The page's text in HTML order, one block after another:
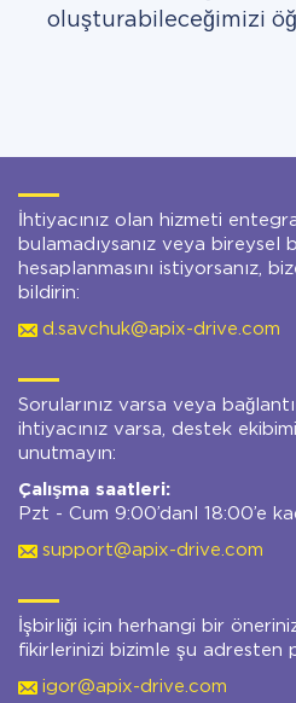
oluşturabileceğimizi
İhtiyacınız olan hizmeti
bulamadıysanız veya bireysel
hesaplanmasını istiyorsanız,
bildirin:
d.savchuk@apix-drive.com
Sorularınız varsa veya bağlantı
ihtiyacınız varsa, destek
unutmayın:
Çalışma saatleri:
Pzt - Cum 9:00’danl 18:00’e
support@apix-drive.com
İşbirliği için herhangi bir
fikirlerinizi bizimle şu adresten
igor@apix-drive.com